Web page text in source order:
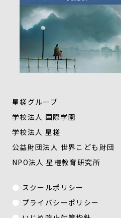
星槎グループ
学校法人 国際学園
学校法人 星槎
公益財団法人 世界こども財団
NPO法人 星槎教育研究所
スクールポリシー
プライバシーポリシー